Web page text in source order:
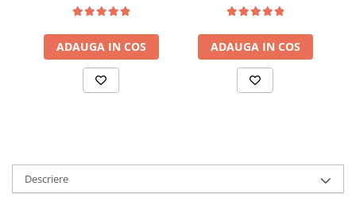
ADAUGA IN COS ADAUGA IN COS
Descriere